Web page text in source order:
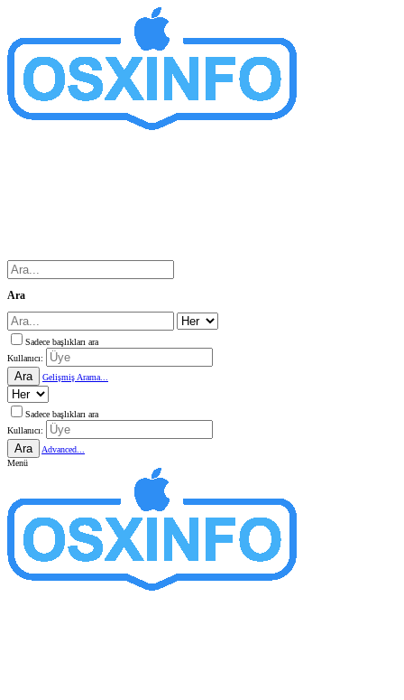
Ara
Sadece başlıkları ara
Kullanıcı:
Ara Gelişmiş Arama...
Sadece başlıkları ara
Kullanıcı:
Ara
Advanced...
Menü